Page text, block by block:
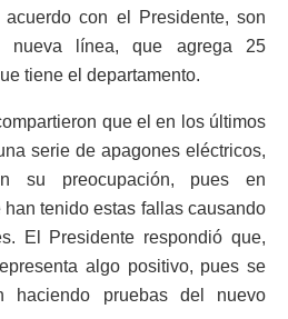
con el Presidente, son
nueva línea, que agrega 25
tiene el departamento.
que el en los últimos
serie de apagones eléctricos,
su preocupación, pues en
tenido estas fallas causando
El Presidente respondió que,
algo positivo, pues se
pruebas del nuevo